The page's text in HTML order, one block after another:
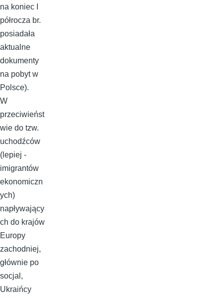
na koniec I
półrocza br.
posiadała
aktualne
dokumenty
na pobyt w
Polsce).
W
przeciwieńst
wie do tzw.
uchodźców
(lepiej -
imigrantów
ekonomiczn
ych)
napływający
ch do krajów
Europy
zachodniej,
głównie po
socjal,
Ukraińcy